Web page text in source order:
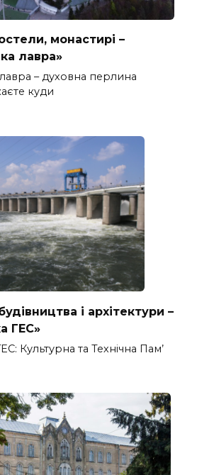
монастирі –
лавра»
– духовна перлина
куди
і архітектури –
ГЕС»
Культурна та Технічна Пам’